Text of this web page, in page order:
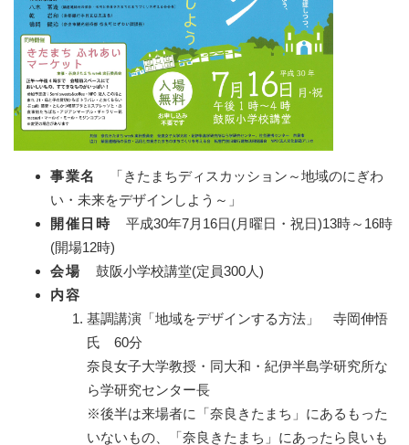
事業名
「きたまちディスカッション～地域のにぎわ
い・未来をデザインしよう～」
開催日時 平成30年7月16日(月曜日・祝日)13時～16時
(開場12時)
会場 鼓阪小学校講堂(定員300人)
内容
基調講演「地域をデザインする方法」 寺岡伸悟
氏 60分
奈良女子大学教授・同大和・紀伊半島学研究所な
ら学研究センター長
※後半は来場者に「奈良きたまち」にあるもった
いないもの、「奈良きたまち」にあったら良いも